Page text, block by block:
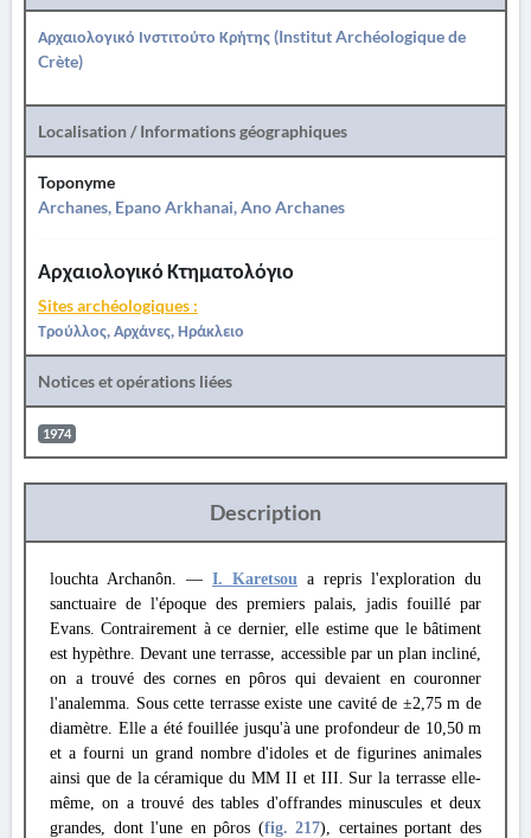
Αρχαιολογικό Ινστιτούτο Κρήτης (Institut Archéologique de
Crète)
Localisation / Informations géographiques
Toponyme
Archanes, Epano Arkhanai, Ano Archanes
Αρχαιολογικό Κτηματολόγιο
Sites archéologiques :
Τρούλλος, Αρχάνες, Ηράκλειο
Notices et opérations liées
1974
Description
louchta Archanôn. — I. Karetsou a repris l'exploration du
sanctuaire de l'époque des premiers palais, jadis fouillé par
Evans. Contrairement à ce dernier, elle estime que le bâtiment
est hypèthre. Devant une terrasse, accessible par un plan incliné,
on a trouvé des cornes en pôros qui devaient en couronner
l'analemma. Sous cette terrasse existe une cavité de ±2,75 m de
diamètre. Elle a été fouillée jusqu'à une profondeur de 10,50 m
et a fourni un grand nombre d'idoles et de figurines animales
ainsi que de la céramique du MM II et III. Sur la terrasse elle-
même, on a trouvé des tables d'offrandes minuscules et deux
grandes, dont l'une en pôros (fig. 217), certaines portant des